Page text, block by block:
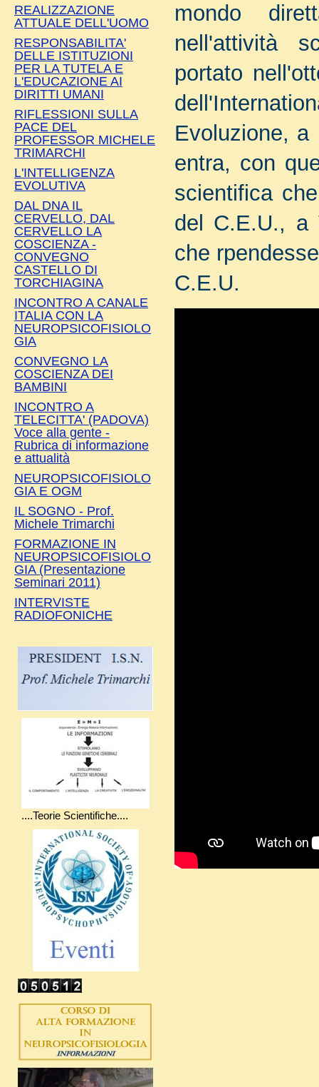
mondo
nell'attività
portato
Evoluzione,
entra, con
scientifica
del C.E.U., a
che
C.E.U.
REALIZZAZIONE
ATTUALE DELL'UOMO
RESPONSABILITA'
DELLE ISTITUZIONI
PER LA TUTELA E
L'EDUCAZIONE AI
DIRITTI UMANI
RIFLESSIONI SULLA
PACE DEL
PROFESSOR MICHELE
TRIMARCHI
L'INTELLIGENZA
EVOLUTIVA
DAL DNA IL
CERVELLO, DAL
CERVELLO LA
COSCIENZA -
CONVEGNO
CASTELLO DI
TORCHIAGINA
INCONTRO A CANALE
ITALIA CON LA
NEUROPSICOFISIOLO
GIA
CONVEGNO LA
COSCIENZA DEI
BAMBINI
INCONTRO A
TELECITTA' (PADOVA)
Voce alla gente -
Rubrica di informazione
e attualità
NEUROPSICOFISIOLO
GIA E OGM
IL SOGNO - Prof.
Michele Trimarchi
FORMAZIONE IN
NEUROPSICOFISIOLO
GIA (Presentazione
Seminari 2011)
INTERVISTE
RADIOFONICHE
....Teorie Scientifiche....